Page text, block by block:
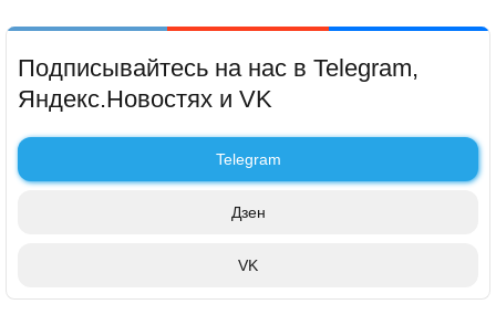
Подписывайтесь на нас в Telegram,
Яндекс.Новостях и VK
Telegram
Дзен
VK